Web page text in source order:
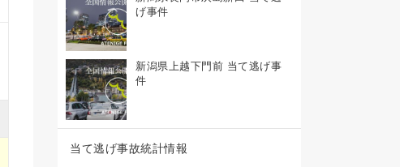
げ事件
新潟県上越下門前 当て逃げ事
件
当て逃げ事故統計情報